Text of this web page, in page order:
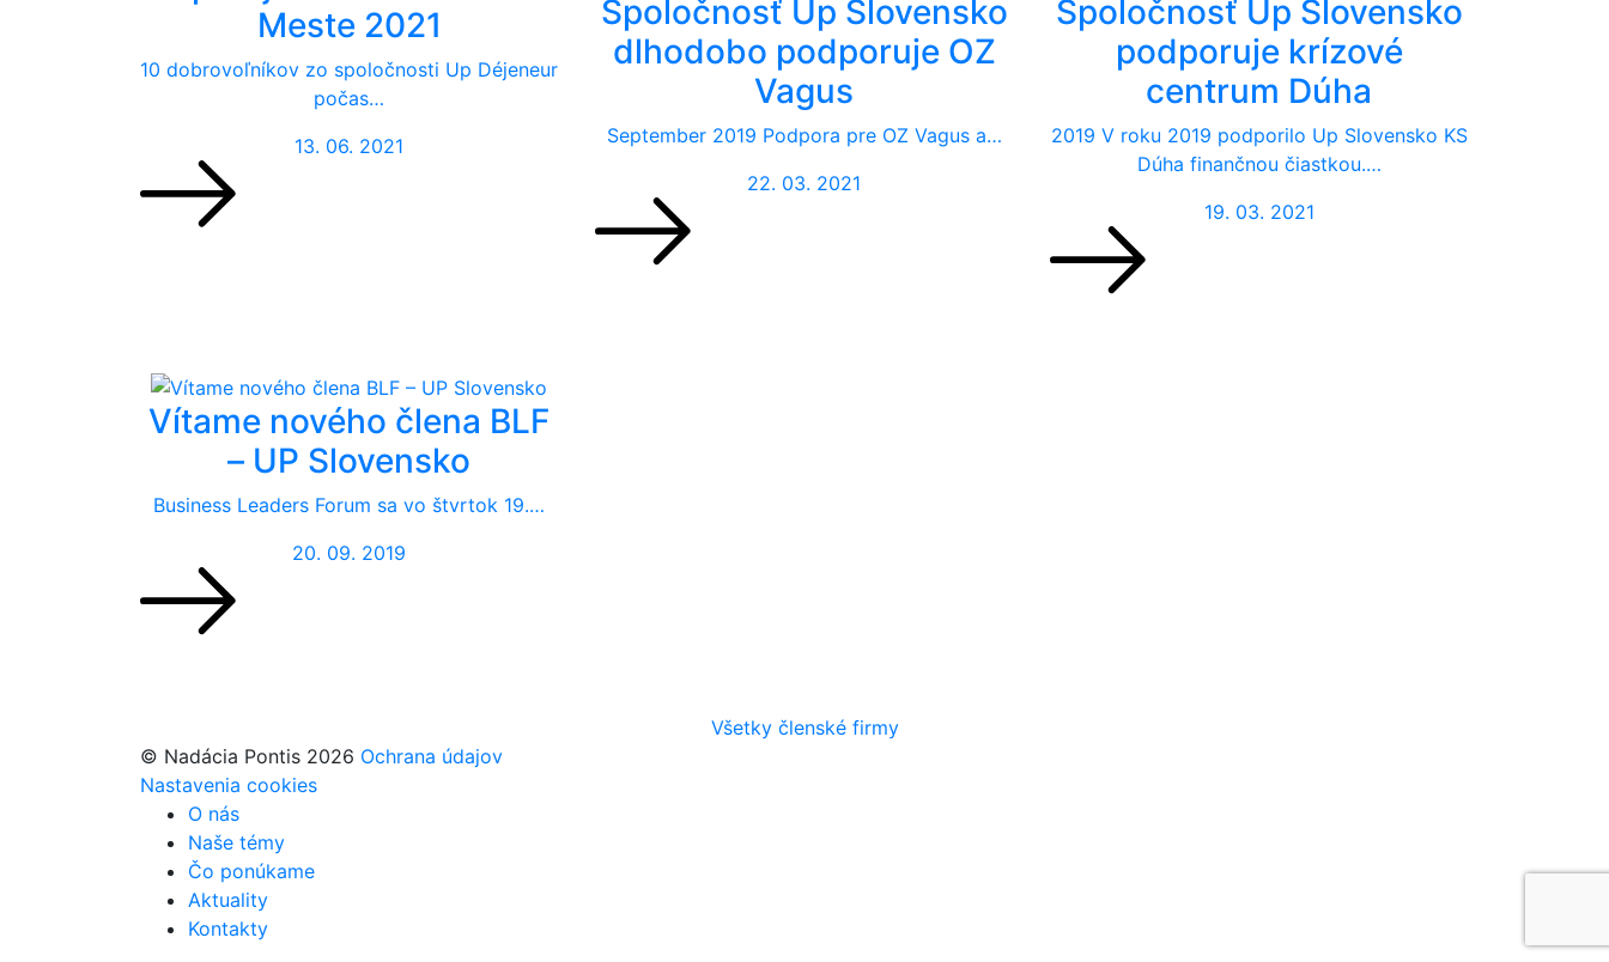
Meste 2021
10 dobrovoľníkov zo spoločnosti Up Déjeneur
počas…
13. 06. 2021
Spoločnosť Up Slovensko
dlhodobo podporuje OZ
Vagus
September 2019 Podpora pre OZ Vagus a…
22. 03. 2021
Spoločnosť Up Slovensko
podporuje krízové
centrum Dúha
2019 V roku 2019 podporilo Up Slovensko KS
Dúha finančnou čiastkou.…
19. 03. 2021
Vítame nového člena BLF
– UP Slovensko
Business Leaders Forum sa vo štvrtok 19.…
20. 09. 2019
Všetky členské firmy
© Nadácia Pontis 2026 Ochrana údajov
Nastavenia cookies
O nás
Naše témy
Čo ponúkame
Aktuality
Kontakty